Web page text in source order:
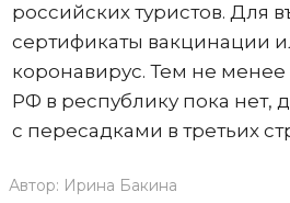
российских туристов. Для
сертификаты вакцинации
коронавирус. Тем не
РФ в республику пока нет,
с пересадками в третьих
Автор: Ирина Бакина